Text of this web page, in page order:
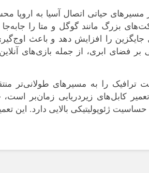
حیاتی اتصال آسیا به اروپا
بزرگ مانند گوگل و متا را
را افزایش دهد و باعث
فضای ابری، از جمله بازی‌های
ترافیک را به مسیرهای طولانی‌تر
تعمیر کابل‌های زیردریایی زمان‌بر
ژئوپولیتیکی بالایی دارد. این